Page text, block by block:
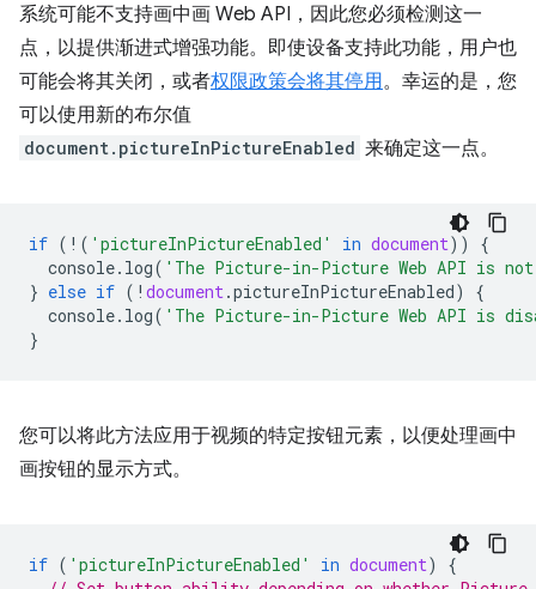
系统可能不支持画中画 Web API，因此您必须检测这一
点，以提供渐进式增强功能。即使设备支持此功能，用户也
可能会将其关闭，或者权限政策会将其停用。幸运的是，您
可以使用新的布尔值
document.pictureInPictureEnabled 来确定这一点。
if ( ! ( 'pictureInPictureEnabled' in document))
{
console. log( 'The Picture-in-Picture Web API is
} else if ( ! document.pictureInPictureEnabled)
{
console. log( 'The Picture-in-Picture Web API is
}
您可以将此方法应用于视频的特定按钮元素，以便处理画中
画按钮的显示方式。
if ( 'pictureInPictureEnabled' in document)
{